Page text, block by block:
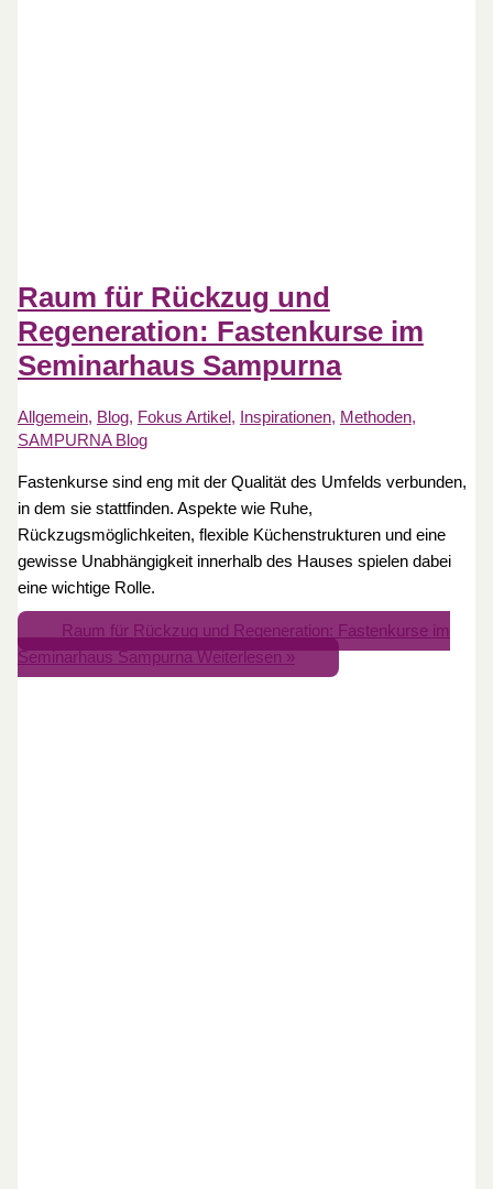
Raum für Rückzug und
Regeneration: Fastenkurse im
Seminarhaus Sampurna
Allgemein, Blog, Fokus Artikel , Inspirationen, Methoden,
SAMPURNA Blog
Fastenkurse sind eng mit der Qualität des Umfelds verbunden,
in dem sie stattfinden. Aspekte wie Ruhe,
Rückzugsmöglichkeiten, flexible Küchenstrukturen und eine
gewisse Unabhängigkeit innerhalb des Hauses spielen dabei
eine wichtige Rolle.
Raum für Rückzug und Regeneration: Fastenkurse im
Seminarhaus Sampurna Weiterlesen »